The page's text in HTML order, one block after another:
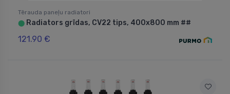
Tērauda paneļu radiatori
⬤ Radiators grīdas, CV22 tips, 400x800 mm ##
121.90 €